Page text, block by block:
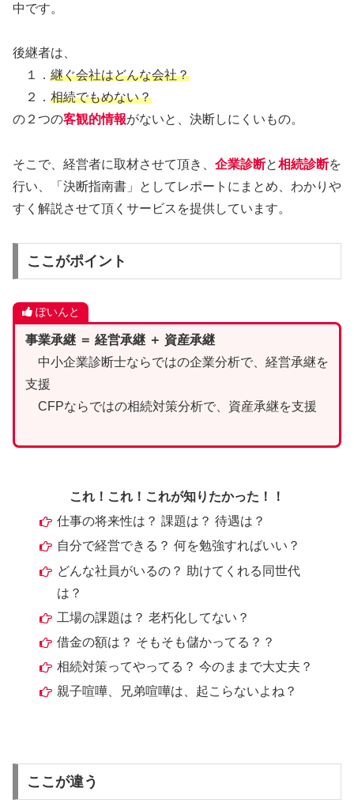
中です。
後継者は、
１． 継ぐ会社はどんな会社？
２． 相続でもめない？
の２つの客観的情報がないと、決断しにくいもの。
そこで、経営者に取材させて頂き、 企業診断と相続診断を
行い、「決断指南書」としてレポートにまとめ、わかりや
すく解説させて頂くサービスを提供しています。
ここがポイント
ぽいんと
事業承継 ＝ 経営承継 ＋ 資産承継
中小企業診断士ならではの企業分析で、経営承継を
支援
CFPならではの相続対策分析で、資産承継を支援
これ！これ！これが知りたかった！！
仕事の将来性は？ 課題は？ 待遇は？
自分で経営できる？ 何を勉強すればいい？
どんな社員がいるの？ 助けてくれる同世代
は？
工場の課題は？ 老朽化してない？
借金の額は？ そもそも儲かってる？？
相続対策ってやってる？ 今のままで大丈夫？
親子喧嘩、兄弟喧嘩は、起こらないよね？
ここが違う